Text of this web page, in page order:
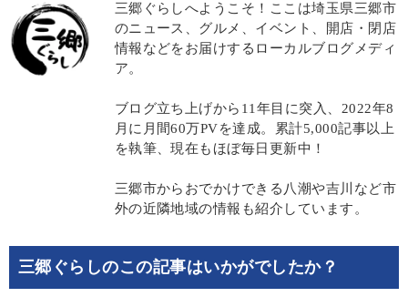
三郷ぐらしへようこそ！ここは埼玉県三郷市
のニュース、グルメ、イベント、開店・閉店
情報などをお届けするローカルブログメディ
ア。
ブログ立ち上げから11年目に突入、2022年8
月に月間60万PVを達成。累計5,000記事以上
を執筆、現在もほぼ毎日更新中！
三郷市からおでかけできる八潮や吉川など市
外の近隣地域の情報も紹介しています。
三郷ぐらしのこの記事はいかがでしたか？